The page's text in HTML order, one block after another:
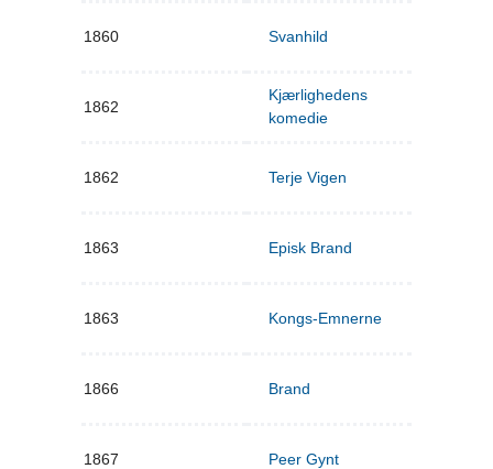
1860 Svanhild
1862
Kjærlighedens
komedie
1862 Terje Vigen
1863 Episk Brand
1863 Kongs-Emnerne
1866 Brand
1867 Peer Gynt